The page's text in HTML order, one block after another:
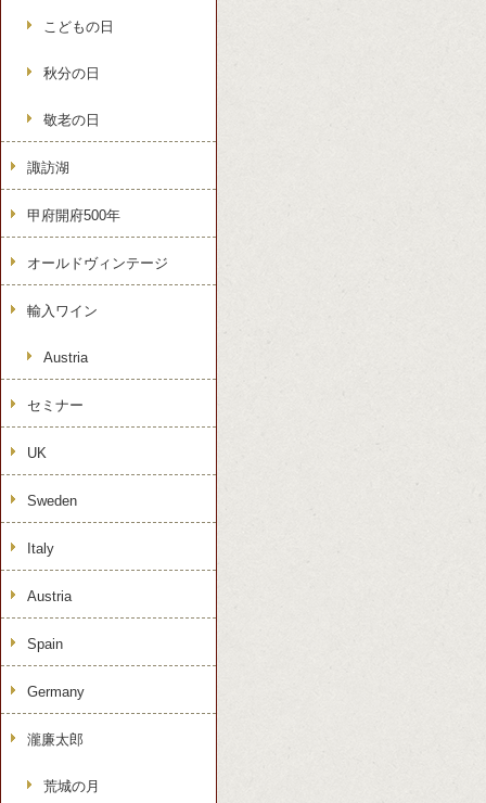
こどもの日
秋分の日
敬老の日
諏訪湖
甲府開府500年
オールドヴィンテージ
輸入ワイン
Austria
セミナー
UK
Sweden
Italy
Austria
Spain
Germany
瀧廉太郎
荒城の月